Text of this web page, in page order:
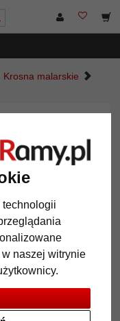
naszej witrynie
Krosna malarskie